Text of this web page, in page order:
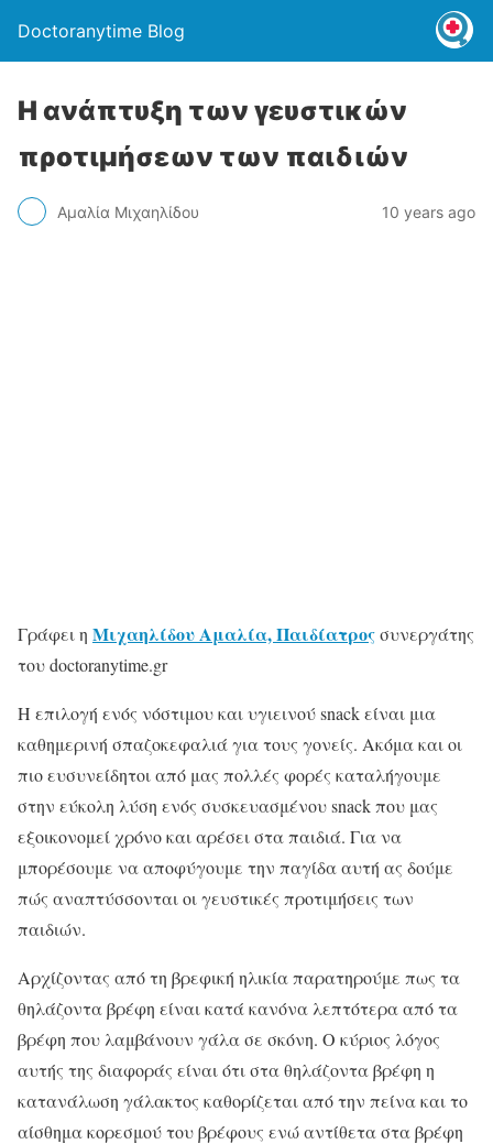
Doctoranytime Blog
Η ανάπτυξη των γευστικών
προτιμήσεων των παιδιών
Αμαλία Μιχαηλίδου 10 years ago
Γράφει η Μιχαηλίδου Αμαλία, Παιδίατροςσυνεργάτης
του doctoranytime.gr
Η επιλογή ενός νόστιμου και υγιεινού snack είναι μια
καθημερινή σπαζοκεφαλιά για τους γονείς. Ακόμα και οι
πιο ευσυνείδητοι από μας πολλές φορές καταλήγουμε
στην εύκολη λύση ενός συσκευασμένου snack που μας
εξοικονομεί χρόνο και αρέσει στα παιδιά. Για να
μπορέσουμε να αποφύγουμε την παγίδα αυτή ας δούμε
πώς αναπτύσσονται οι γευστικές προτιμήσεις των
παιδιών.
Αρχίζοντας από τη βρεφική ηλικία παρατηρούμε πως τα
θηλάζοντα βρέφη είναι κατά κανόνα λεπτότερα από τα
βρέφη που λαμβάνουν γάλα σε σκόνη. Ο κύριος λόγος
αυτής της διαφοράς είναι ότι στα θηλάζοντα βρέφη η
κατανάλωση γάλακτος καθορίζεται από την πείνα και το
αίσθημα κορεσμού του βρέφους ενώ αντίθετα στα βρέφη